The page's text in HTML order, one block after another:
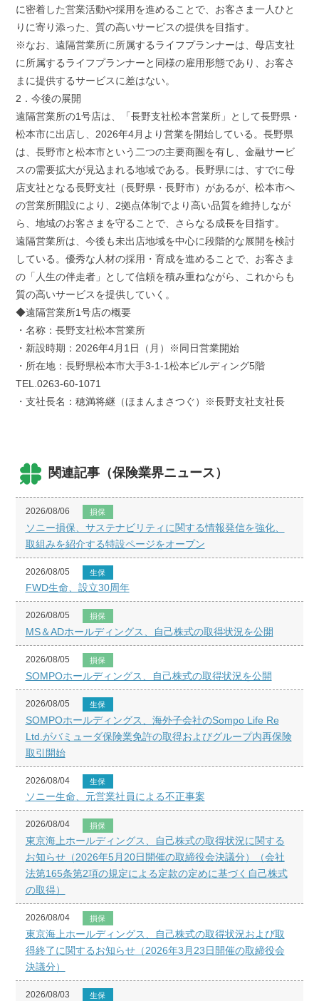
に密着した営業活動や採用を進めることで、お客さま一人ひと
りに寄り添った、質の高いサービスの提供を目指す。
※なお、遠隔営業所に所属するライフプランナーは、母店支社
に所属するライフプランナーと同様の雇用形態であり、お客さ
まに提供するサービスに差はない。
2．今後の展開
遠隔営業所の1号店は、「長野支社松本営業所」として長野県・
松本市に出店し、2026年4月より営業を開始している。長野県
は、長野市と松本市という二つの主要商圏を有し、金融サービ
スの需要拡大が見込まれる地域である。長野県には、すでに母
店支社となる長野支社（長野県・長野市）があるが、松本市へ
の営業所開設により、2拠点体制でより高い品質を維持しなが
ら、地域のお客さまを守ることで、さらなる成長を目指す。
遠隔営業所は、今後も未出店地域を中心に段階的な展開を検討
している。優秀な人材の採用・育成を進めることで、お客さま
の「人生の伴走者」として信頼を積み重ねながら、これからも
質の高いサービスを提供していく。
◆遠隔営業所1号店の概要
・名称：長野支社松本営業所
・新設時期：2026年4月1日（月）※同日営業開始
・所在地：長野県松本市大手3-1-1松本ビルディング5階
TEL.0263-60-1071
・支社長名：穂満将継（ほまんまさつぐ）※長野支社支社長
関連記事（保険業界ニュース）
2026/08/06 損保
ソニー損保、サステナビリティに関する情報発信を強化、
取組みを紹介する特設ページをオープン
2026/08/05 生保
FWD生命、設立30周年
2026/08/05 損保
MS＆ADホールディングス、自己株式の取得状況を公開
2026/08/05 損保
SOMPOホールディングス、自己株式の取得状況を公開
2026/08/05 生保
SOMPOホールディングス、海外子会社のSompo Life Re
Ltd.がバミューダ保険業免許の取得およびグループ内再保険
取引開始
2026/08/04 生保
ソニー生命、元営業社員による不正事案
2026/08/04 損保
東京海上ホールディングス、自己株式の取得状況に関する
お知らせ（2026年5月20日開催の取締役会決議分）（会社
法第165条第2項の規定による定款の定めに基づく自己株式
の取得）
2026/08/04 損保
東京海上ホールディングス、自己株式の取得状況および取
得終了に関するお知らせ（2026年3月23日開催の取締役会
決議分）
2026/08/03 生保